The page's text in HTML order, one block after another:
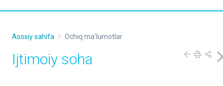
Asosiy sahifa Ochiq ma'lumotlar
Ijtimoiy soha